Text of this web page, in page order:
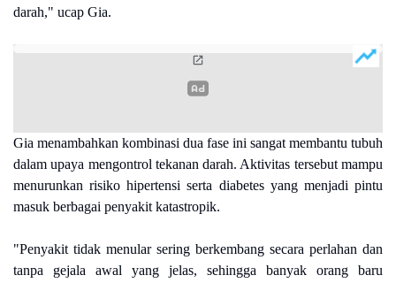
darah," ucap Gia.
Gia menambahkan kombinasi dua fase ini sangat membantu tubuh
dalam upaya mengontrol tekanan darah. Aktivitas tersebut mampu
menurunkan risiko hipertensi serta diabetes yang menjadi pintu
masuk berbagai penyakit katastropik.
"Penyakit tidak menular sering berkembang secara perlahan dan
tanpa gejala awal yang jelas, sehingga banyak orang baru